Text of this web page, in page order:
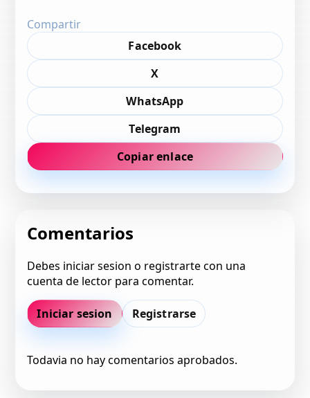
Compartir
Facebook
X
WhatsApp
Telegram
Copiar enlace
Comentarios
Debes iniciar sesion o registrarte con una
cuenta de lector para comentar.
Iniciar sesion Registrarse
Todavia no hay comentarios aprobados.